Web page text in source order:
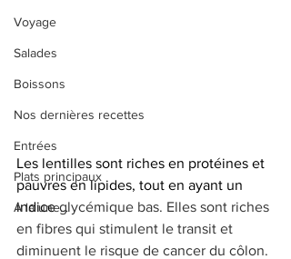
Voyage
Salades
Boissons
Nos dernières recettes
Entrées
Plats principaux
A la une...
Les lentilles sont riches en protéines et
pauvres en lipides, tout en ayant un
indice glycémique bas. Elles sont riches
en fibres qui stimulent le transit et
diminuent le risque de cancer du côlon.